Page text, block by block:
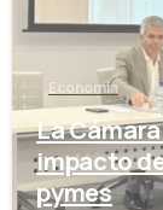
Economía
La
impacto
pymes